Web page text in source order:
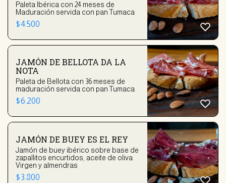
Paleta Ibérica con 24 meses de
Maduración servida con pan Tumaca
$4.500
JAMÓN DE BELLOTA DA LA
NOTA
Paleta de Bellota con 36 meses de
maduración servida con pan Tumaca
$6.200
JAMÓN DE BUEY ES EL REY
Jamón de buey ibérico sobre base de
zapallitos encurtidos, aceite de oliva
Virgen y almendras
$3.800